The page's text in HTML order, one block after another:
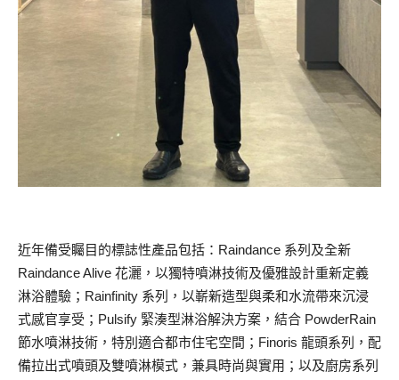
近年備受矚目的標誌性產品包括：Raindance 系列及全新
Raindance Alive 花灑，以獨特噴淋技術及優雅設計重新定義
淋浴體驗；Rainfinity 系列，以嶄新造型與柔和水流帶來沉浸
式感官享受；Pulsify 緊湊型淋浴解決方案，結合 PowderRain
節水噴淋技術，特別適合都市住宅空間；Finoris 龍頭系列，配
備拉出式噴頭及雙噴淋模式，兼具時尚與實用；以及廚房系列